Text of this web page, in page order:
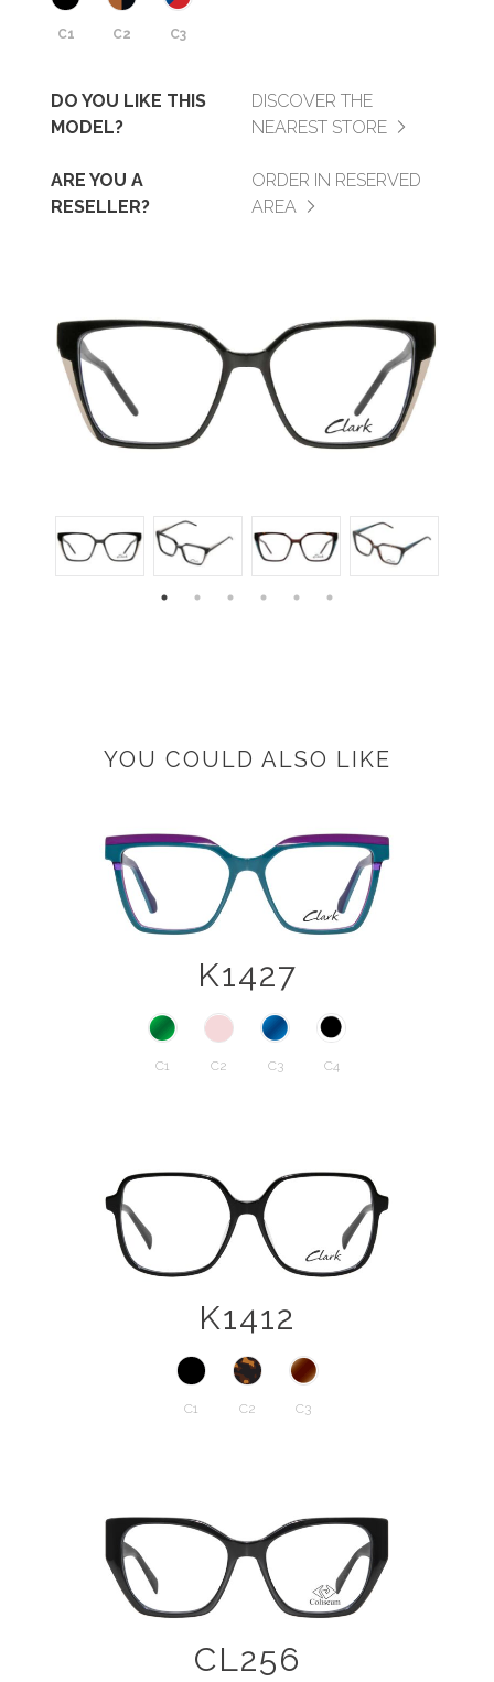
C1 C2 C3
DO YOU LIKE THIS
MODEL?
DISCOVER THE
NEAREST STORE
ARE YOU A
RESELLER?
ORDER IN RESERVED
AREA
YOU COULD ALSO LIKE
K1427
C1 C2 C3 C4
K1412
C1 C2 C3
CL256